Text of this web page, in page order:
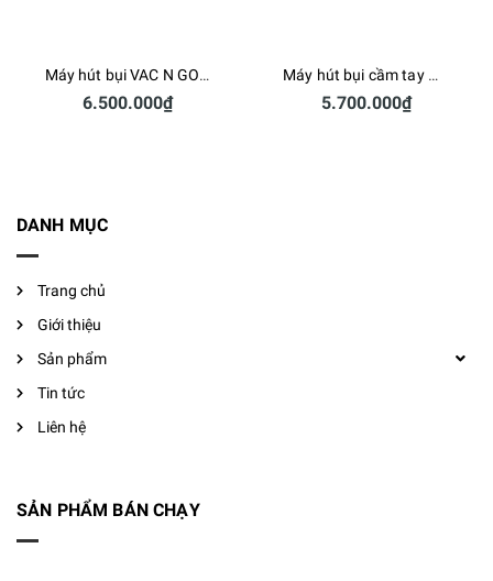
Máy hút bụi VAC N GO VM4B500T - 220V
6.500.000₫
Máy hút bụi cầm tay MetroVac VM4SB500T - 500W
5.700.000₫
DANH MỤC
Trang chủ
Giới thiệu
Sản phẩm
Tin tức
Liên hệ
SẢN PHẨM BÁN CHẠY